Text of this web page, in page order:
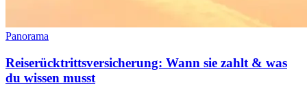
Panorama
Reiserücktrittsversicherung: Wann sie zahlt & was
du wissen musst